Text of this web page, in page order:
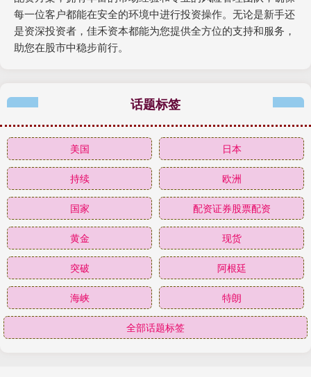
每一位客户都能在安全的环境中进行投资操作。无论是新手还
是资深投资者，佳禾资本都能为您提供全方位的支持和服务，
助您在股市中稳步前行。
话题标签
美国 日本
持续 欧洲
国家 配资证券股票配资
黄金 现货
突破 阿根廷
海峡 特朗
全部话题标签